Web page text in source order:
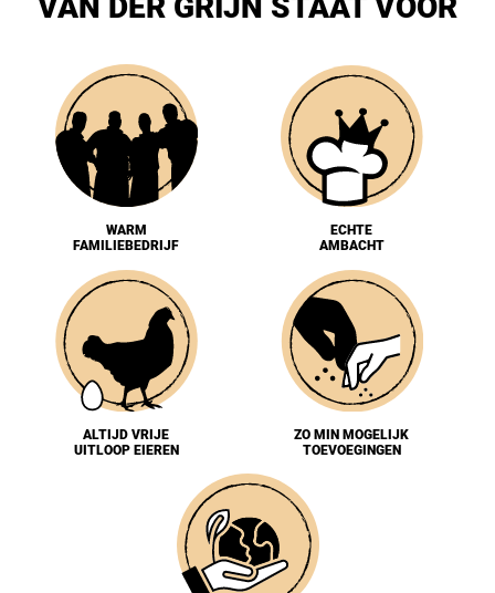
WARM
FAMILIEBEDRIJF
ECHTE
AMBACHT
ALTIJD VRIJE
UITLOOP EIEREN
ZO MIN MOGELIJK
TOEVOEGINGEN